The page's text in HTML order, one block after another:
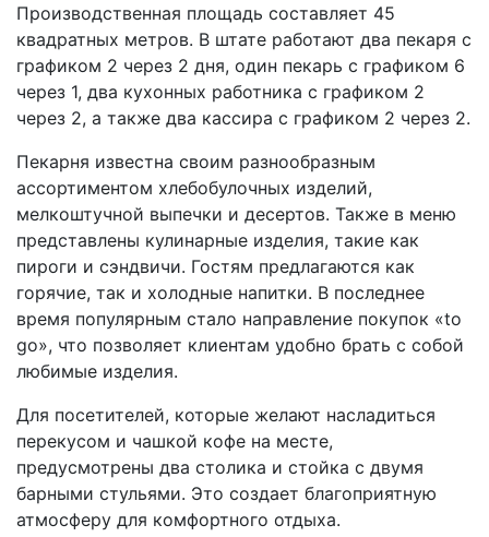
Производственная площадь составляет 45
квадратных метров. В штате работают два пекаря с
графиком 2 через 2 дня, один пекарь с графиком 6
через 1, два кухонных работника с графиком 2
через 2, а также два кассира с графиком 2 через 2.
Пекарня известна своим разнообразным
ассортиментом хлебобулочных изделий,
мелкоштучной выпечки и десертов. Также в меню
представлены кулинарные изделия, такие как
пироги и сэндвичи. Гостям предлагаются как
горячие, так и холодные напитки. В последнее
время популярным стало направление покупок «to
go», что позволяет клиентам удобно брать с собой
любимые изделия.
Для посетителей, которые желают насладиться
перекусом и чашкой кофе на месте,
предусмотрены два столика и стойка с двумя
барными стульями. Это создает благоприятную
атмосферу для комфортного отдыха.